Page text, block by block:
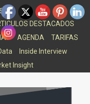
DESTACADOS
AGENDA
TARIFAS
Inside Interview
Insight